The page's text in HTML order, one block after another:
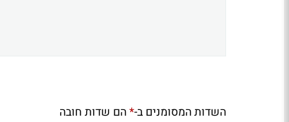
השדות המסומנים ב-*הם שדות חובה